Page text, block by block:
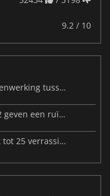
9.2 / 10
Shift Up kondigt grootschalige samenwerking tussen NIKKE en Persona aan
Nieuwe beelden van Stellar Blade 2 geven een ruïne van porselein weer
Fanatical Mystery Box-bundel biedt tot 25 verrassingsstoomsleutels